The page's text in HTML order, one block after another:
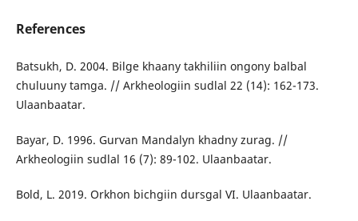
References
Batsukh, D. 2004. Bilge khaany takhiliin ongony balbal
chuluuny tamga. // Arkheologiin sudlal 22 (14): 162-173.
Ulaanbaatar.
Bayar, D. 1996. Gurvan Mandalyn khadny zurag. //
Arkheologiin sudlal 16 (7): 89-102. Ulaanbaatar.
Bold, L. 2019. Orkhon bichgiin dursgal VI. Ulaanbaatar.